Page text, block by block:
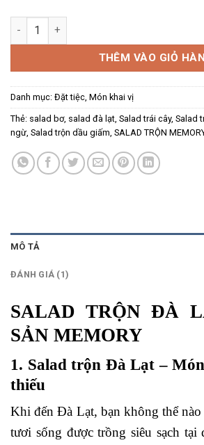
SALAD TRỘN ĐÀ LẠT số lượng
THÊM VÀO GIỎ
Danh mục: Đặt tiệc Món khai vị
Thẻ: salad bơ, salad đà lạt Salad trái cây, Salad
ngừ Salad trộn dầu giấm SALAD TRỘN
MÔ TẢ
ĐÁNH GIÁ (1)
SALAD TRỘN ĐÀ
SẢN MEMORY
1. Salad trộn Đà Lạt –
thiếu
Khi đến Đà Lạt, bạn không thể nào
tươi sống được trồng siêu sạch tại